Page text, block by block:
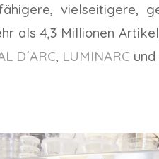
vielseitigere,
als 4,3 Millionen
D´ARC, LUMINARC